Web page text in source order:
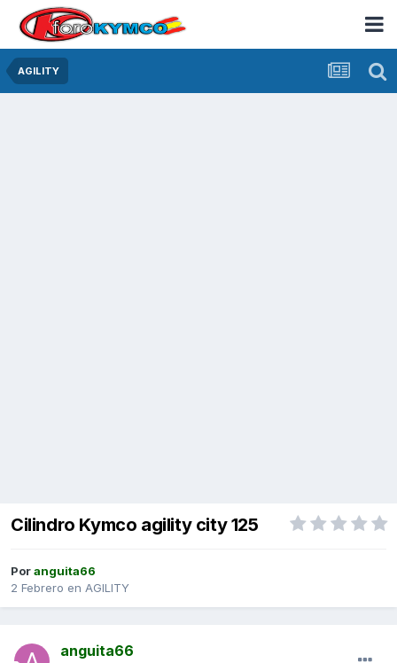
AGILITY
Cilindro Kymco agility city 125
Poranguita66
2 Febrero en AGILITY
anguita66